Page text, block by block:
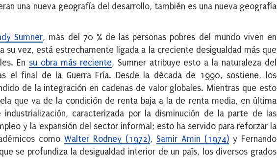
una nueva geografía del desarrollo, también es una nueva geografía
Sumner, más del 70 % de las personas pobres del mundo viven en
su vez, está estrechamente ligada a la creciente desigualdad más que
En su obra más reciente, Sumner atribuye esto a la naturaleza del
el final de la Guerra Fría. Desde la década de 1990, sostiene, los
de la integración en cadenas de valor globales. Mientras que esto
que va de la condición de renta baja a la de renta media, en última
caracterizada por la disminución de la parte de las
y la expansión del sector informal; esto ha servido para reforzar la
como Walter Rodney (1972), Samir Amin (1974) y Fernando
se profundiza la desigualdad interior de un país, los diversos grados